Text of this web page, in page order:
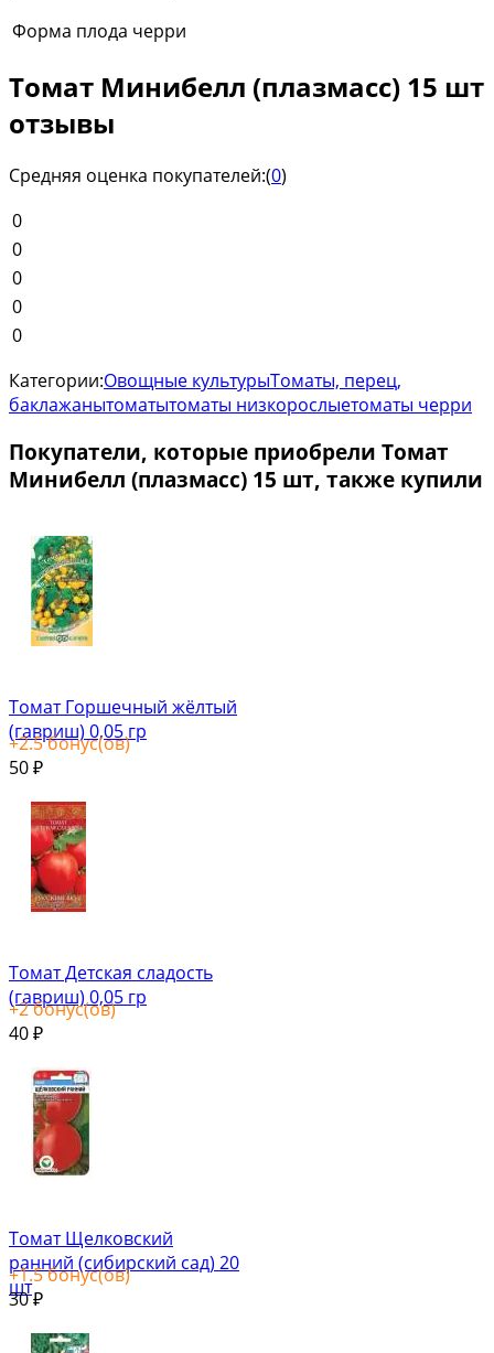
Форма плода черри
Томат Минибелл (плазмасс) 15 шт
отзывы
Средняя оценка покупателей:(0)
0
0
0
0
0
Категории:Овощные культурыТоматы, перец,
баклажанытоматытоматы низкорослыетоматы черри
Покупатели, которые приобрели Томат
Минибелл (плазмасс) 15 шт, также купили
Томат Горшечный жёлтый
(гавриш) 0,05 гр
+2.5бонус(ов)
50 ₽
Томат Детская сладость
(гавриш) 0,05 гр
+2бонус(ов)
40 ₽
Томат Щелковский
ранний (сибирский сад) 20
шт
+1.5бонус(ов)
30₽